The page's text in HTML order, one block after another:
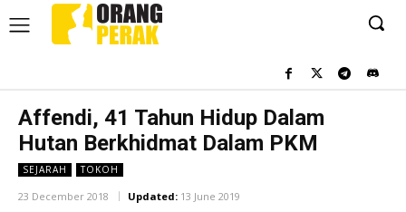
Affendi, 41 Tahun Hidup Dalam
Hutan Berkhidmat Dalam PKM
SEJARAH TOKOH
23 December 2018 Updated: 13 June 2019